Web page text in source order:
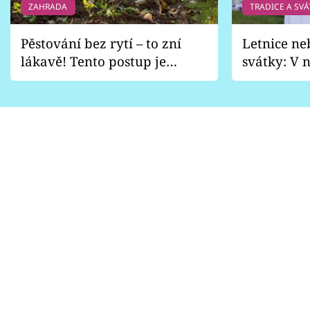
ZAHRADA
Pěstování bez rytí – to zní
lákavě! Tento postup je
vhodný jen pro některé
TRADICE A
Letnice
svátky: V
pondělí